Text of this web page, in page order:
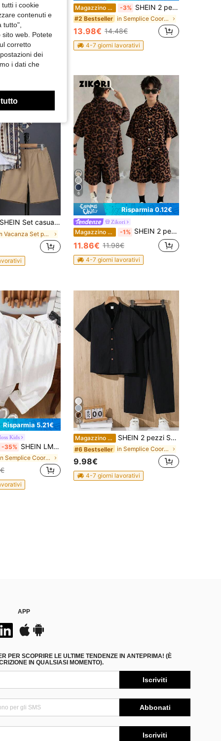
Magazzino EU -3% SHEIN 2 pezzi Set di cardigan a maniche corte a girocollo e pantaloncini con vita elastica in colore unito per ragazzo pre-adolescente, adatto per pendolarismo, scuola, uscite casual, sport, primavera/estate
#2 Bestseller in Semplice Coordinati di magliette per ragazzi ad
13.98€ 14.48€
4-7 giorni lavorativi
SHEIN Set casual da 2 pezzi per ragazzo pre-adolescente, composto da camicia a maniche corte con colletto polo e motivo floreale, e pantaloncini in tessuto tinta unita
in Vacanza Set per ragazzi adolescenti
6
Risparmia 0.12€
Zikori
Magazzino EU -1% SHEIN 2 pezzi Set di camicia con colletto e pantaloncini casual con stampa leopardata per ragazzi pre-adolescenti, tuta oversize in stile coreano, outfit Y2K, adatto per primavera/estate, uscite, San Valentino, appuntamenti, viaggi, vacanze, raduni familiari, ritorno a scuola, matrimoni, serate, sport, feste di compleanno
11.86€ 11.98€
4-7 giorni lavorativi
Risparmia 5.21€
Kids
-35% SHEIN LMoss Kids Set da 2 pezzi per ragazzo pre-adolescente con camicia casual ampia a maniche corte con colletto polo e pantaloni lunghi, colore unito
in Semplice Coordinati di magliette per ragazzi ad
20
Magazzino EU SHEIN 2 pezzi Set di camicia a maniche corte con colletto alla coreana e pantaloni larghi casual per bambini/ragazzi pre-adolescenti
#6 Bestseller in Semplice Coordinati di magliette per ragazzi ad
9.98€
4-7 giorni lavorativi
APP
PER SCOPRIRE LE ULTIME TENDENZE IN ANTEPRIMA! (È
IN QUALSIASI MOMENTO).
Iscriviti
Abbonati
Iscriviti
i cookie
contenuti e
tutto",
web. Potete
corretto
dei
i dati che